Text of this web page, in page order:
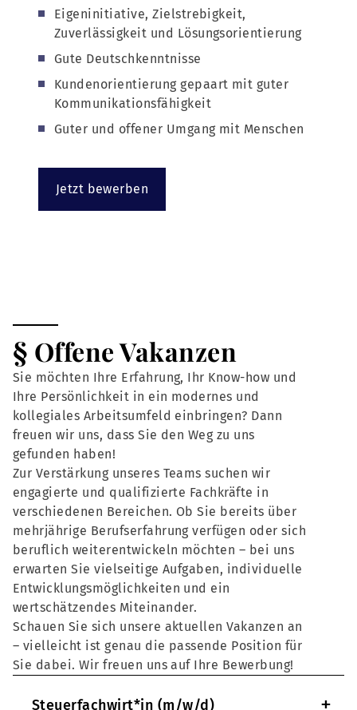
Eigeninitiative, Zielstrebigkeit,
Zuverlässigkeit und Lösungsorientierung
Gute Deutschkenntnisse
Kundenorientierung gepaart mit guter
Kommunikationsfähigkeit
Guter und offener Umgang mit Menschen
Jetzt bewerben
§ Offene Vakanzen
Sie möchten Ihre Erfahrung, Ihr Know-how und
Ihre Persönlichkeit in ein modernes und
kollegiales Arbeitsumfeld einbringen? Dann
freuen wir uns, dass Sie den Weg zu uns
gefunden haben!
Zur Verstärkung unseres Teams suchen wir
engagierte und qualifizierte Fachkräfte in
verschiedenen Bereichen. Ob Sie bereits über
mehrjährige Berufserfahrung verfügen oder sich
beruflich weiterentwickeln möchten – bei uns
erwarten Sie vielseitige Aufgaben, individuelle
Entwicklungsmöglichkeiten und ein
wertschätzendes Miteinander.
Schauen Sie sich unsere aktuellen Vakanzen an
– vielleicht ist genau die passende Position für
Sie dabei. Wir freuen uns auf Ihre Bewerbung!
Steuerfachwirt*in (m/w/d)